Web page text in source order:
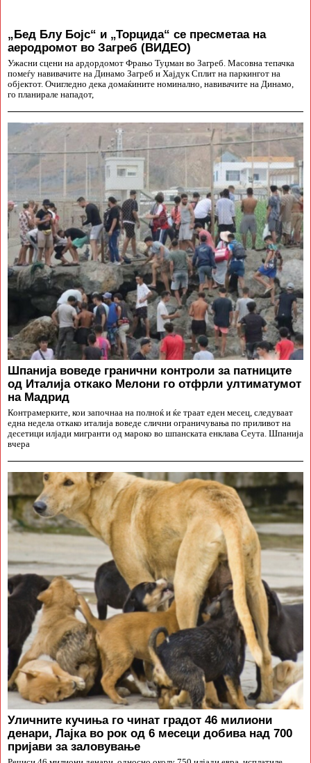
„Бед Блу Бојс“ и „Торцида“ се пресметаа на
аеродромот во Загреб (ВИДЕО)
Ужасни сцени на ардордомот Фрањо Туџман во Загреб. Масовна тепачка
помеѓу навивачите на Динамо Загреб и Хајдук Сплит на паркингот на
објектот. Очигледно дека домаќините номинално, навивачите на Динамо,
го планирале нападот,
Шпанија воведе гранични контроли за патниците
од Италија откако Мелони го отфрли ултиматумот
на Мадрид
Контрамерките, кои започнаа на полноќ и ќе траат еден месец, следуваат
една недела откако италија воведе слични ограничувања по приливот на
десетици илјади мигранти од мароко во шпанската енклава Сеута. Шпанија
вчера
Уличните кучиња го чинат градот 46 милиони
денари, Лајка во рок од 6 месеци добива над 700
пријави за заловување